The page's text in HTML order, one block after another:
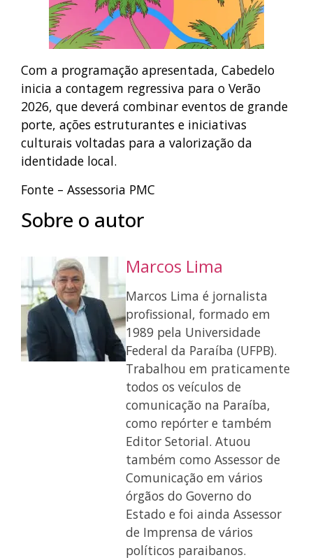
Com a programação apresentada, Cabedelo
inicia a contagem regressiva para o Verão
2026, que deverá combinar eventos de grande
porte, ações estruturantes e iniciativas
culturais voltadas para a valorização da
identidade local.
Fonte – Assessoria PMC
Sobre o autor
Marcos Lima
Marcos Lima é jornalista
profissional, formado em
1989 pela Universidade
Federal da Paraíba (UFPB).
Trabalhou em praticamente
todos os veículos de
comunicação na Paraíba,
como repórter e também
Editor Setorial. Atuou
também como Assessor de
Comunicação em vários
órgãos do Governo do
Estado e foi ainda Assessor
de Imprensa de vários
políticos paraibanos.